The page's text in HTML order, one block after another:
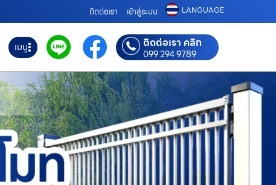
ติดต่อเรา เข้าสู่ระบบ LANGUAGE
เมนู ติดต่อเรา คลิก
099 294 9789